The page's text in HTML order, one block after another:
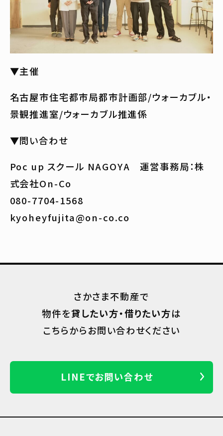
▼主催
名古屋市住宅都市局都市計画部/ウォーカブル・
景観推進室/ウォーカブル推進係
▼問い合わせ
Poc up スクール NAGOYA 運営事務局：株
式会社On-Co
080-7704-1568
kyoheyfujita@on-co.co
さかさま不動産で
物件を貸したい方・借りたい方は
こちらからお問い合わせください
LINEでお問い合わせ